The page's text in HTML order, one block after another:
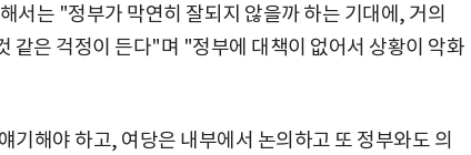
서는 "정부가 막연히 잘되지 않을까 하는 기대에, 거의
같은 걱정이 든다"며 "정부에 대책이 없어서 상황이 악화
기해야 하고, 여당은 내부에서 논의하고 또 정부와도 의